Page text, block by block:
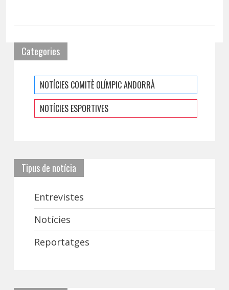
Categories
NOTÍCIES COMITÈ OLÍMPIC ANDORRÀ
NOTÍCIES ESPORTIVES
Tipus de notícia
Entrevistes
Notícies
Reportatges